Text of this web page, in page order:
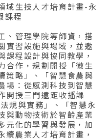
域生技人才培育計畫-永
課程
、管理學院等師資，搭
實習設施與場域，並邀
程設計與協同教學，
合作，規劃開授「微生
策略」、「智慧食農與
場：從感測科技到智慧
開授三門遠距收播課
規與實務」、「智慧永
與動物技術於智齡產業
元化的學習與發展，加
續農業人才培育計畫，